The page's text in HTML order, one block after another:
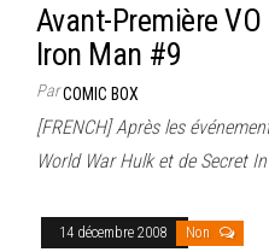
Avant-Première
Iron Man #9
ParCOMIC BOX
[FRENCH] Après les
World War Hulk et de Secret
14 décembre 2008 Non